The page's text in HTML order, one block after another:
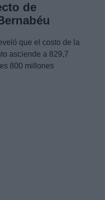
de
que el costo de la
asciende a 829,7
800 millones